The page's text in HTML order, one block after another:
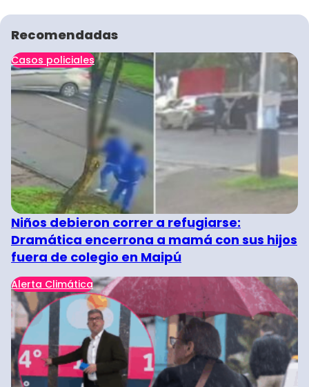
Recomendadas
Casos policiales
Niños debieron correr a refugiarse:
Dramática encerrona a mamá con sus hijos
fuera de colegio en Maipú
Alerta Climática